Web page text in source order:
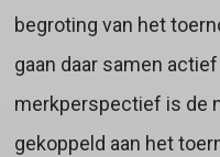
begroting van het
gaan daar samen
merkperspectief is de
gekoppeld aan het